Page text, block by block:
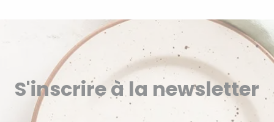
S'inscrire à la newsletter